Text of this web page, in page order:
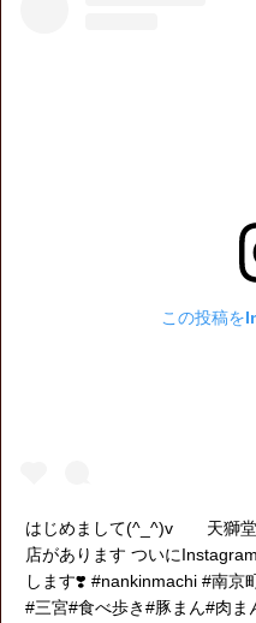
この投稿を
はじめまして(^_^)v 天獅堂(
店があります️ ついに
します❣️ #nankinmachi #南京
#三宮#食べ歩き#豚まん#肉